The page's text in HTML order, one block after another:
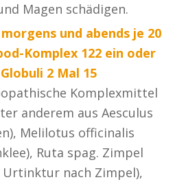
Magen schädigen.
und abends je 20
Komplex 122 ein oder
2 Mal 15
Komplexmittel
anderem aus Aesculus
Melilotus officinalis
Ruta spag. Zimpel
Urtinktur nach Zimpel),